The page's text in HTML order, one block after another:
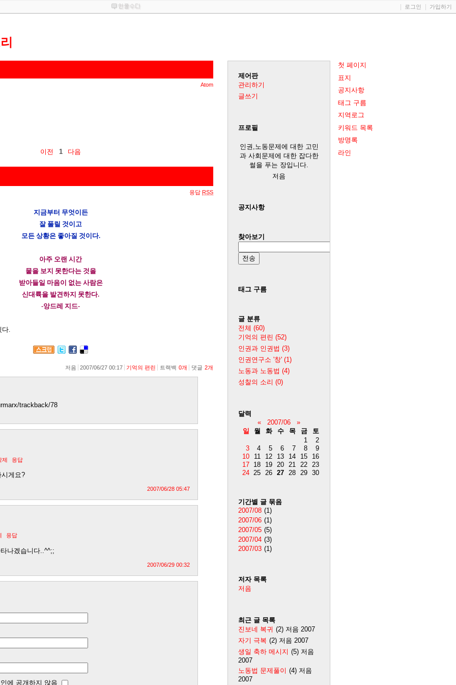
첫 페이지
표지
공지사항
태그 구름
지역로그
키워드 목록
방명록
라인
Atom
이전 1 다음
응답 RSS
지금부터 무엇이든
잘 풀릴 것이고
모든 상황은 좋아질 것이다.
아주 오랜 시간
뭍을 보지 못한다는 것을
받아들일 마음이 없는 사람은
신대륙을 발견하지 못한다.
-앙드레 지드-
다.
저음 2007/06/27 00:17 기억의 편린 트랙백 0개 댓글 2개
trackback/78
제 응답
게요?
2007/06/28 05:47
응답
나겠습니다..^^;;
2007/06/29 00:32
에 공개하지 않음
제어판
관리하기
글쓰기
프로필
인권,노동문제에 대한 고민
과 사회문제에 대한 잡다한
썰을 푸는 장입니다.
저음
공지사항
찾아보기
태그 구름
글 분류
전체 (60)
기억의 편린 (52)
인권과 인권법 (3)
인권연구소 '창' (1)
노동과 노동법 (4)
성찰의 소리 (0)
달력
«
2007/06
»
일
월 화 수 목 금
토
1
2
3
4 5 6 7 8
9
10
11 12 13 14 15
16
17 18 19 20 21 22
23
24 25 26 27 28 29 30
기간별 글 묶음
2007/08 (1)
2007/06 (1)
2007/05 (5)
2007/04 (3)
2007/03 (1)
저자 목록
저음
최근 글 목록
진보네 복귀 (2) 저음 2007
자기 극복 (2) 저음 2007
생일 축하 메시지 (5) 저음
2007
노동법 문제풀이 (4) 저음
2007
로그인 가입하기